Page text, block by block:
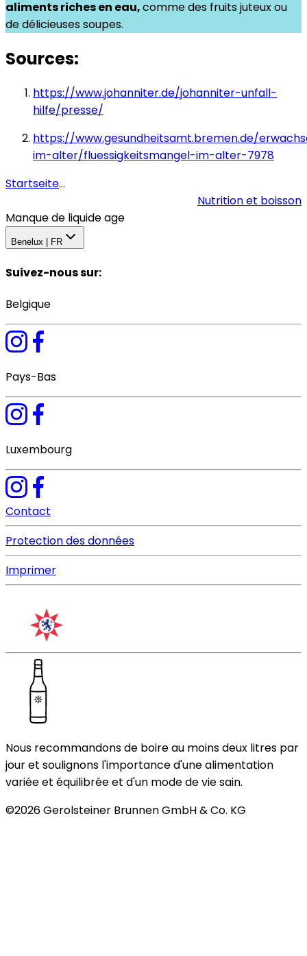
aliments riches en eau,comme des fruits juteux ou
de délicieuses soupes.
Sources:
https://www.johanniter.de/johanniter-unfall-
hilfe/presse/
https://www.gesundheitsamt.bremen.de/
im-alter/fluessigkeitsmangel-im-alter-7978
Startseite...
Nutrition et boisson
Manque de liquide age
Benelux | FR
Suivez-nous sur:
Belgique
Pays-Bas
Luxembourg
Contact
Protection des données
Imprimer
Nous recommandons de boire au moins deux litres par
jour et soulignons l'importance d'une alimentation
variée et équilibrée et d'un mode de vie sain.
©2026Gerolsteiner Brunnen GmbH & Co. KG